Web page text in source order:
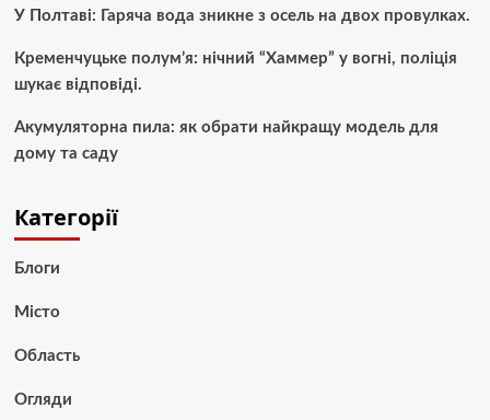
У Полтаві: Гаряча вода зникне з осель на двох провулках.
Кременчуцьке полум’я: нічний “Хаммер” у вогні, поліція
шукає відповіді.
Акумуляторна пила: як обрати найкращу модель для
дому та саду
Категорії
Блоги
Місто
Область
Огляди